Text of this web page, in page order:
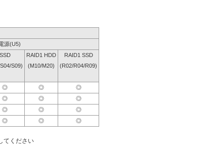
電源(U5)
SSD RAID1 HDD
RAID1 SSD
S09) (M10/M20)
(R02/R04/R09)
◎ ◎
◎
◎ ◎
◎
◎ ◎
◎
◎ ◎ ◎
てください